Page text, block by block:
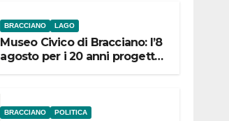
BRACCIANO LAGO
Museo Civico di Bracciano: l’8
agosto per i 20 anni progetto
BRACCIANO POLITICA